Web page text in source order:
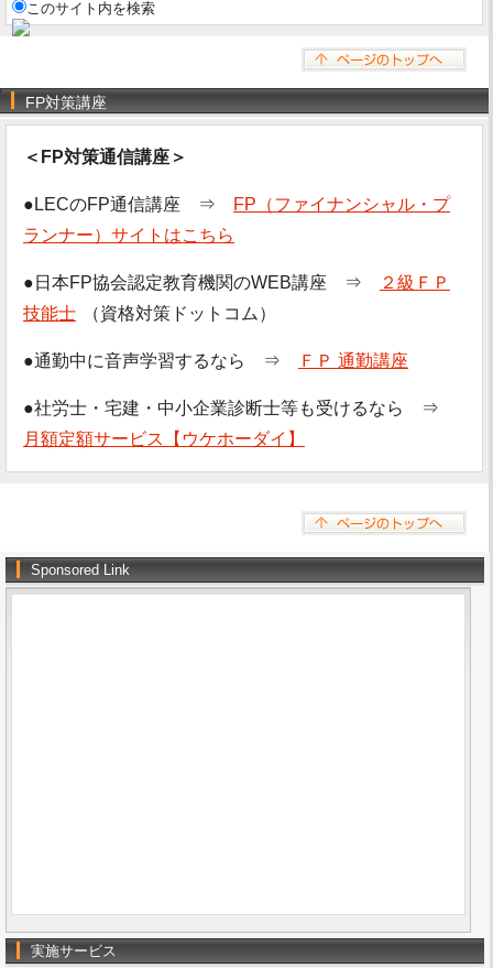
このサイト内を検索
FP対策講座
＜FP対策通信講座＞
●LECのFP通信講座 ⇒
FP（ファイナンシャル・プ
ランナー）サイトはこちら
●日本FP協会認定教育機関のWEB講座 ⇒
２級ＦＰ
技能士
（資格対策ドットコム）
●通勤中に音声学習するなら ⇒ ＦＰ 通勤講座
●社労士・宅建・中小企業診断士等も受けるなら ⇒
月額定額サービス【ウケホーダイ】
Sponsored Link
実施サービス